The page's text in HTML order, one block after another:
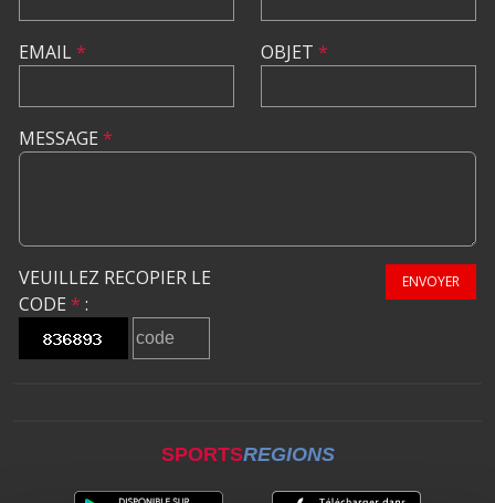
EMAIL* OBJET *
MESSAGE *
VEUILLEZ RECOPIER LE
CODE * :
ENVOYER
SPORTSREGIONS